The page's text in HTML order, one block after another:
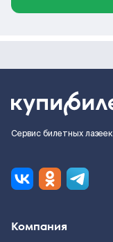
Сервис билетных лазеек
Компания